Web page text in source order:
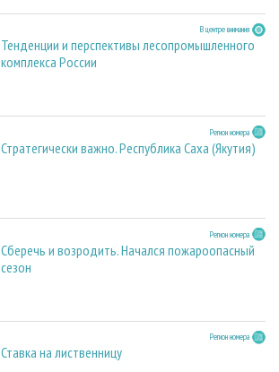
В центре внимания
Тенденции и перспективы лесопромышленного
комплекса России
Регион номера
Стратегически важно. Республика Саха (Якутия)
Регион номера
Сберечь и возродить. Начался пожароопасный
сезон
Регион номера
Ставка на лиственницу